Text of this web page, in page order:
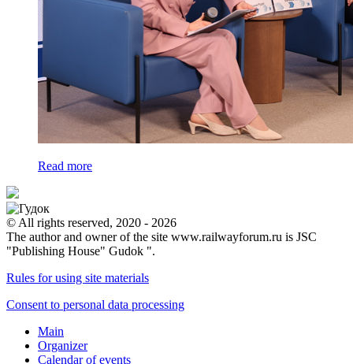
Read more
© All rights reserved, 2020 - 2026
The author and owner of the site www.railwayforum.ru is JSC
"Publishing House" Gudok ".
Rules for using site materials
Consent to personal data processing
Main
Organizer
Calendar of events